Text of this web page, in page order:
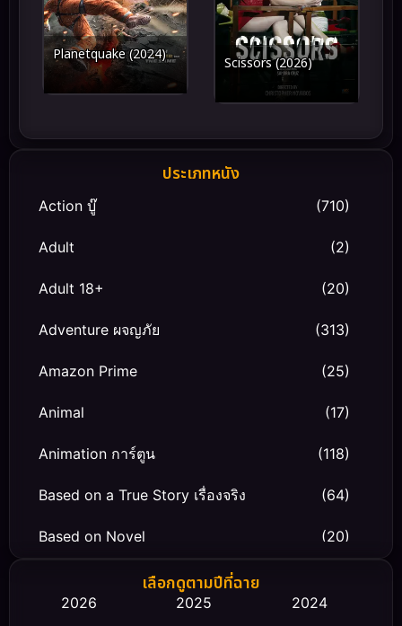
Planetquake (2024) Scissors (2026)
ประเภทหนัง
Action บู๊ (710)
Adult (2)
Adult 18+ (20)
Adventure ผจญภัย (313)
Amazon Prime (25)
Animal (17)
Animation การ์ตูน (118)
Based on a True Story เรื่องจริง (64)
Based on Novel (20)
Biography ชีวิตจริงเลือกดูตามปีที่ฉาย
2026 2025
2024